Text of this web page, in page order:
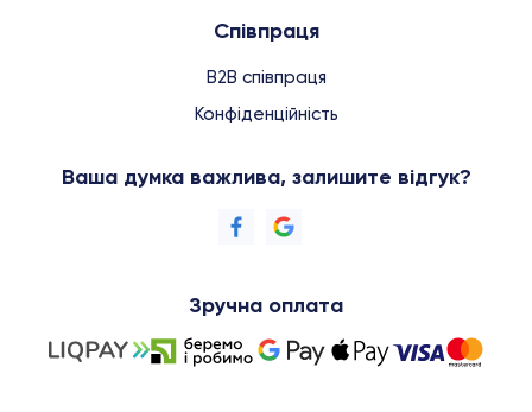
Співпраця
B2B співпраця
Конфіденційність
Ваша думка важлива, залишите відгук?
Зручна оплата